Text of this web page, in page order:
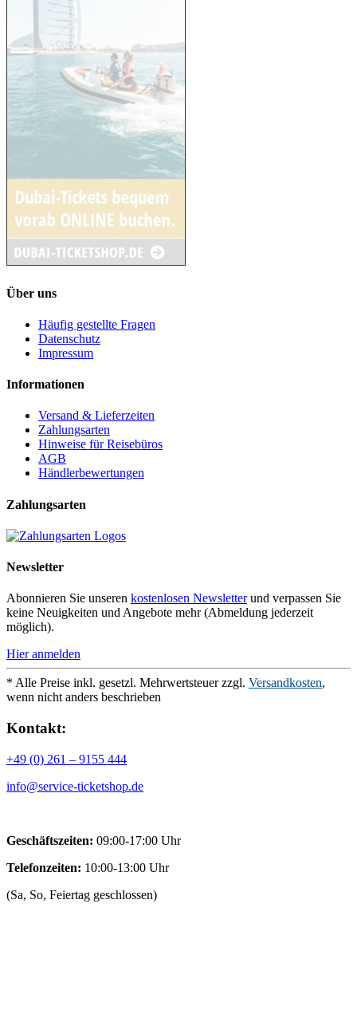
Über uns
Häufig gestellte Fragen
Datenschutz
Impressum
Informationen
Versand & Lieferzeiten
Zahlungsarten
Hinweise für Reisebüros
AGB
Händlerbewertungen
Zahlungsarten
Newsletter
Abonnieren Sie unseren kostenlosen Newsletterund verpassen Sie
keine Neuigkeiten und Angebote mehr (Abmeldung jederzeit
möglich).
Hier anmelden
* Alle Preise inkl. gesetzl. Mehrwertsteuer zzgl. Versandkosten,
wenn nicht anders beschrieben
Kontakt:
+49 (0) 261 – 9155 444
info@service-ticketshop.de
Geschäftszeiten: 09:00-17:00 Uhr
Telefonzeiten: 10:00-13:00 Uhr
(Sa, So, Feiertag geschlossen)